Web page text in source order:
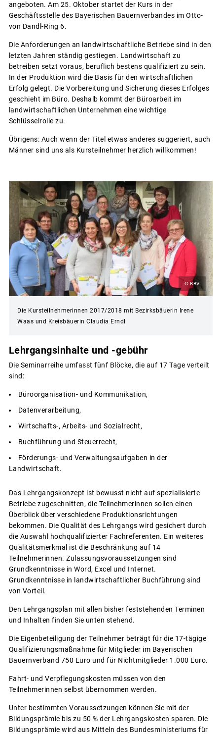
angeboten. Am 25. Oktober startet der Kurs in der
Geschäftsstelle des Bayerischen Bauernverbandes im Otto-
von Dandl-Ring 6.
Die Anforderungen an landwirtschaftliche Betriebe sind in den
letzten Jahren ständig gestiegen. Landwirtschaft zu
betreiben setzt voraus, beruflich bestens qualifiziert zu sein.
In der Produktion wird die Basis für den wirtschaftlichen
Erfolg gelegt. Die Vorbereitung und Sicherung dieses Erfolges
geschieht im Büro. Deshalb kommt der Büroarbeit im
landwirtschaftlichen Unternehmen eine wichtige
Schlüsselrolle zu.
Übrigens: Auch wenn der Titel etwas anderes suggeriert, auch
Männer sind uns als Kursteilnehmer herzlich willkommen!
© BBV
Die Kursteilnehmerinnen 2017/2018 mit Bezirksbäuerin Irene
Waas und Kreisbäuerin Claudia Erndl
Lehrgangsinhalte und -gebühr
Die Seminarreihe umfasst fünf Blöcke, die auf 17 Tage verteilt
sind:
Büroorganisation- und Kommunikation,
Datenverarbeitung,
Wirtschafts-, Arbeits- und Sozialrecht,
Buchführung und Steuerrecht,
Förderungs- und Verwaltungsaufgaben in der
Landwirtschaft.
Das Lehrgangskonzept ist bewusst nicht auf spezialisierte
Betriebe zugeschnitten, die Teilnehmerinnen sollen einen
Überblick über verschiedene Produktionsrichtungen
bekommen. Die Qualität des Lehrgangs wird gesichert durch
die Auswahl hochqualifizierter Fachreferenten. Ein weiteres
Qualitätsmerkmal ist die Beschränkung auf 14
Teilnehmerinnen. Zulassungsvoraussetzungen sind
Grundkenntnisse in Word, Excel und Internet.
Grundkenntnisse in landwirtschaftlicher Buchführung sind
von Vorteil.
Den Lehrgangsplan mit allen bisher feststehenden Terminen
und Inhalten finden Sie unten stehend.
Die Eigenbeteiligung der Teilnehmer beträgt für die 17-tägige
Qualifizierungsmaßnahme für Mitglieder im Bayerischen
Bauernverband 750 Euro und für Nichtmitglieder 1.000 Euro.
Fahrt- und Verpflegungskosten müssen von den
Teilnehmerinnen selbst übernommen werden.
Unter bestimmten Voraussetzungen können Sie mit der
Bildungsprämie bis zu 50 % der Lehrgangskosten sparen. Die
Bildungsprämie wird aus Mitteln des Bundesministeriums für